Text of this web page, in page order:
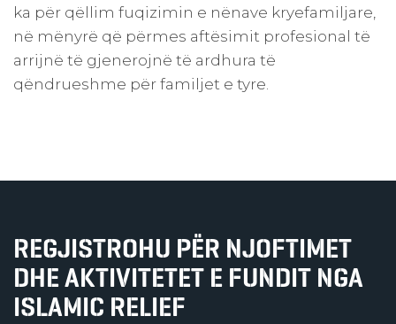
ka për qëllim fuqizimin e nënave kryefamiljare,
në mënyrë që përmes aftësimit profesional të
arrijnë të gjenerojnë të ardhura të
qëndrueshme për familjet e tyre.
REGJISTROHU PËR NJOFTIMET
DHE AKTIVITETET E FUNDIT NGA
ISLAMIC RELIEF